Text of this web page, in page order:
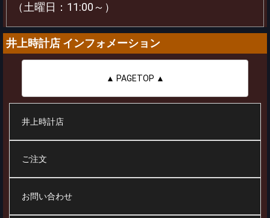
（土曜日：11:00～）
井上時計店 インフォメーション
▲ PAGETOP ▲
井上時計店
ご注文
お問い合わせ